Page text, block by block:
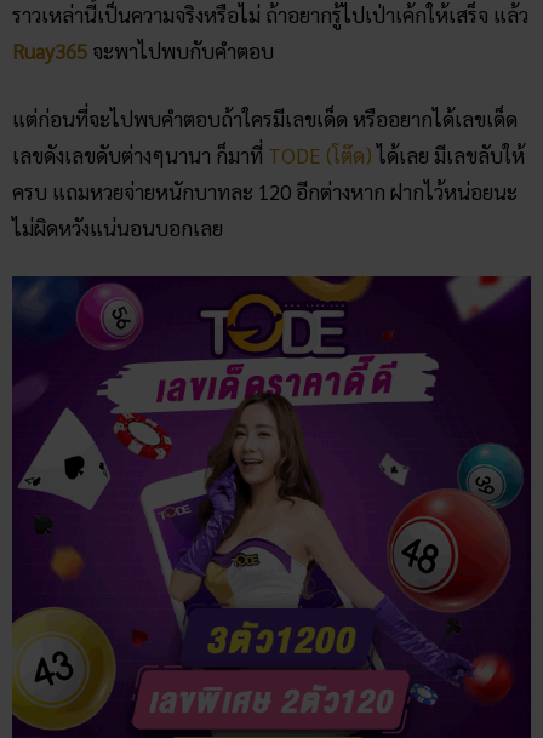
ราวเหล่านี้เป็นความจริงหรือไม่ ถ้าอยากรู้ไปเป่าเค้กให้เสร็จ แล้ว
Ruay365 จะพาไปพบกับคำตอบ
แต่ก่อนที่จะไปพบคำตอบถ้าใครมีเลขเด็ด หรืออยากได้เลขเด็ด
เลขดังเลขดับต่างๆนานา ก็มาที่ TODE (โต๊ด)ได้เลย มีเลขลับให้
ครบ แถมหวยจ่ายหนักบาทละ 120 อีกต่างหาก ฝากไว้หน่อยนะ
ไม่ผิดหวังแน่นอนบอกเลย